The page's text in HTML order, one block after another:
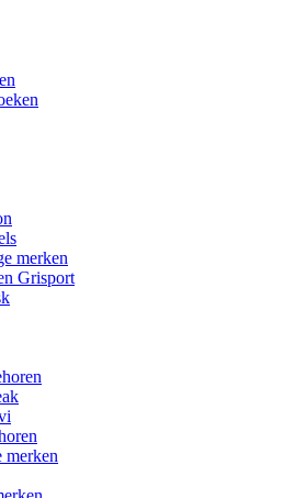
merken
Grisport
merken